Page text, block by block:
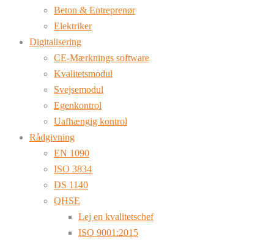
Beton & Entreprenør
Elektriker
Digitalisering
CE-Mærknings software
Kvalitetsmodul
Svejsemodul
Egenkontrol
Uafhængig kontrol
Rådgivning
EN 1090
ISO 3834
DS 1140
QHSE
Lej en kvalitetschef
ISO 9001:2015